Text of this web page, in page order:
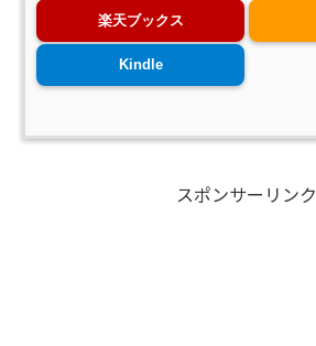
楽天ブックス
Kindle
スポンサーリンク